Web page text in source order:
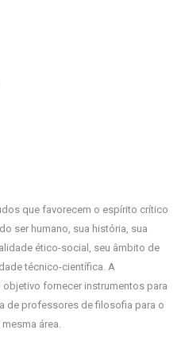
que favorecem o espírito crítico
ser humano, sua história, sua
ético-social, seu âmbito de
técnico-científica. A
fornecer instrumentos para
de professores de filosofia para o
área.